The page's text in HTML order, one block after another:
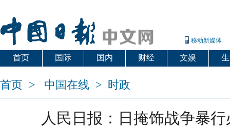
移动新媒体
首页 国际 国内 财经 文娱
首页 > 中国在线 > 时政
人民日报：日掩饰战争暴